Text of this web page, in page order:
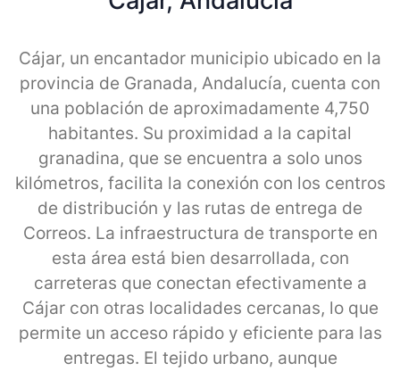
Cájar, un encantador municipio ubicado en la
provincia de Granada, Andalucía, cuenta con
una población de aproximadamente 4,750
habitantes. Su proximidad a la capital
granadina, que se encuentra a solo unos
kilómetros, facilita la conexión con los centros
de distribución y las rutas de entrega de
Correos. La infraestructura de transporte en
esta área está bien desarrollada, con
carreteras que conectan efectivamente a
Cájar con otras localidades cercanas, lo que
permite un acceso rápido y eficiente para las
entregas. El tejido urbano, aunque